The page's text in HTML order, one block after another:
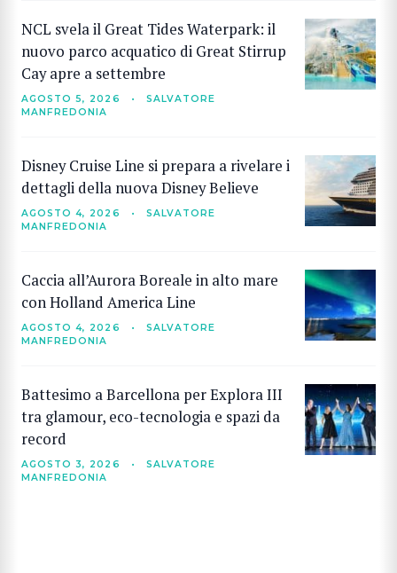
NCL svela il Great Tides Waterpark: il
nuovo parco acquatico di Great Stirrup
Cay apre a settembre
AGOSTO 5, 2026 •
SALVATORE
MANFREDONIA
Disney Cruise Line si prepara a rivelare i
dettagli della nuova Disney Believe
AGOSTO 4, 2026 •
SALVATORE
MANFREDONIA
Caccia all’Aurora Boreale in alto mare
con Holland America Line
AGOSTO 4, 2026 •
SALVATORE
MANFREDONIA
Battesimo a Barcellona per Explora III
tra glamour, eco-tecnologia e spazi da
record
AGOSTO 3, 2026 •
SALVATORE
MANFREDONIA